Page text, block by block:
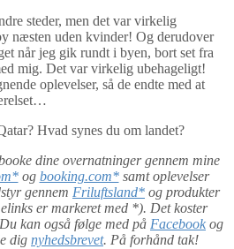
steder, men det var virkelig
næsten uden kvinder! Og derudover
når jeg gik rundt i byen, bort set fra
mig. Det var virkelig ubehageligt!
oplevelser, så de endte med at
Hvad synes du om landet?
dine overnatninger gennem mine
og booking.com*samt oplevelser
gennem Friluftsland* og produkter
er markeret med *). Det koster
kan også følge med på Facebook og
dig nyhedsbrevet. På forhånd tak!